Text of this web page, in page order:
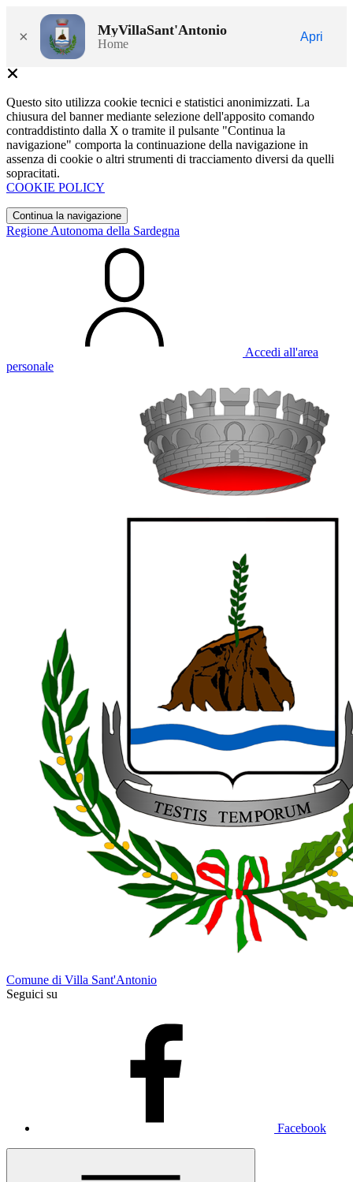
× MyVillaSant'Antonio
Home
Apri
Questo sito utilizza cookie tecnici e statistici anonimizzati. La
chiusura del banner mediante selezione dell'apposito comando
contraddistinto dalla X o tramite il pulsante "Continua la
navigazione" comporta la continuazione della navigazione in
assenza di cookie o altri strumenti di tracciamento diversi da quelli
sopracitati.
COOKIE POLICY
Continua la navigazione
Regione Autonoma della Sardegna
Accedi all'area
personale
Comune di Villa Sant'Antonio
Seguici su
Facebook